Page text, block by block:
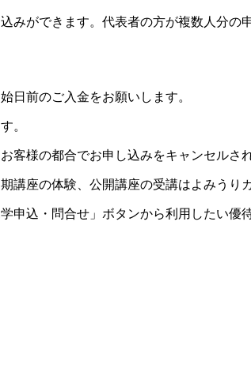
ができます。代表者の方が複数人分
日前のご入金をお願いします。
。
様の都合でお申し込みをキャンセルさ
座の体験、公開講座の受講はよみうり
込・問合せ」ボタンから利用したい優